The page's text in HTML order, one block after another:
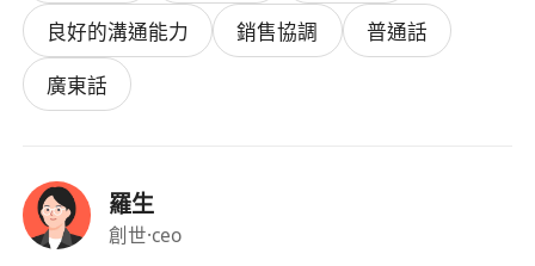
暢，部分崗位可能需基礎英文識讀能力。
重視時間管理，能自行協調個人行程以配合短期
任務時段，並遵守雙方約定之工作紀律。
按實際完成工作量或時數計算報酬，結算週期清
晰透明，一般於任務結束後7個工作天內發放。
良好的溝通能力
銷售協調
普通話
廣東話
羅生
創世·ceo